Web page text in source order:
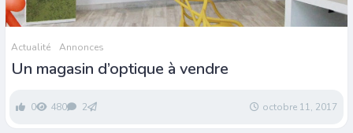
Actualité Annonces
Un magasin d’optique à vendre
0 480 2 octobre 11, 2017